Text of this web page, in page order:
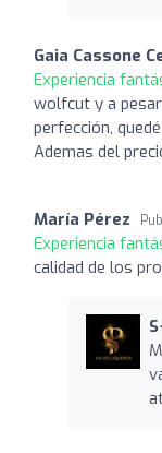
Gaia Cassone
Experiencia
wolfcut y a
perfección,
Ademas del
María Pérez
Experiencia
calidad de los